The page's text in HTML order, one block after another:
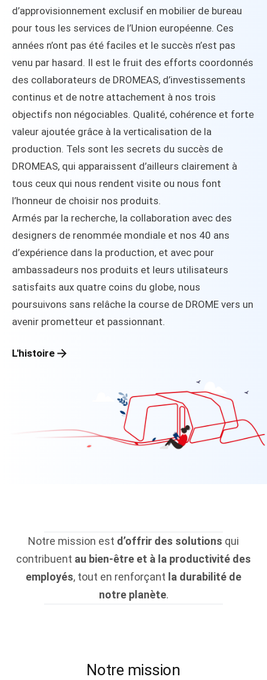
d’approvisionnement exclusif en mobilier de bureau
pour tous les services de l’Union européenne. Ces
années n’ont pas été faciles et le succès n’est pas
venu par hasard. Il est le fruit des efforts coordonnés
des collaborateurs de DROMEAS, d’investissements
continus et de notre attachement à nos trois
objectifs non négociables. Qualité, cohérence et forte
valeur ajoutée grâce à la verticalisation de la
production. Tels sont les secrets du succès de
DROMEAS, qui apparaissent d’ailleurs clairement à
tous ceux qui nous rendent visite ou nous font
l’honneur de choisir nos produits.
Armés par la recherche, la collaboration avec des
designers de renommée mondiale et nos 40 ans
d’expérience dans la production, et avec pour
ambassadeurs nos produits et leurs utilisateurs
satisfaits aux quatre coins du globe, nous
poursuivons sans relâche la course de DROME vers un
avenir prometteur et passionnant.
L'histoire
Notre mission est d’offrir des solutions qui
contribuent au bien-être et à la productivité des
employés, tout en renforçant la durabilité de
notre planète.
Notre mission